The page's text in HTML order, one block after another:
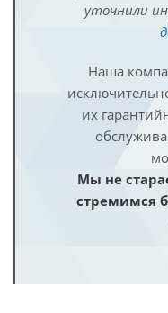
уточнили
Наша
их
Мы не
стремимся